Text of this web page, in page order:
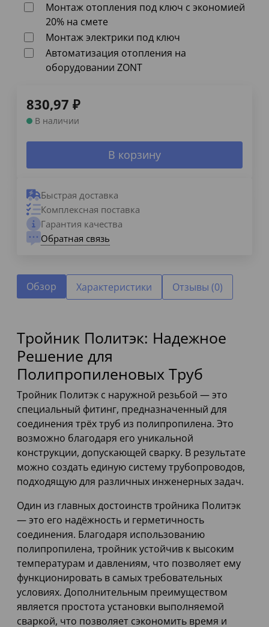
Монтаж отопления под ключ с экономией
20% на смете
Монтаж электрики под ключ
Автоматизация отопления на
оборудовании ZONT
830,97 ₽
В наличии
В корзину
Быстрая доставка
Комплексная поставка
Гарантия качества
Обратная связь
Обзор Характеристики Отзывы (0)
Тройник Политэк: Надежное
Решение для
Полипропиленовых Труб
Тройник Политэк с наружной резьбой — это
специальный фитинг, предназначенный для
соединения трёх труб из полипропилена. Это
возможно благодаря его уникальной
конструкции, допускающей сварку. В результате
можно создать единую систему трубопроводов,
подходящую для различных инженерных задач.
Один из главных достоинств тройника Политэк
— это его надёжность и герметичность
соединения. Благодаря использованию
полипропилена, тройник устойчив к высоким
температурам и давлениям, что позволяет ему
функционировать в самых требовательных
условиях. Дополнительным преимуществом
является простота установки выполняемой
сваркой, что позволяет сэкономить время и